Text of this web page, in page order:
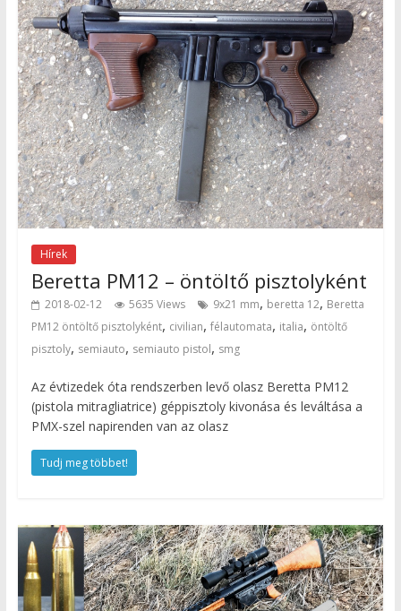
Hírek
Beretta PM12 – öntöltő pisztolyként
2018-02-12 5635 Views 9x21 mm, beretta 12, Beretta
PM12 öntöltő pisztolyként, civilian, félautomata, italia, öntöltő
pisztoly, semiauto, semiauto pistol, smg
Az évtizedek óta rendszerben levő olasz Beretta PM12
(pistola mitragliatrice) géppisztoly kivonása és leváltása a
PMX-szel napirenden van az olasz
Tudj meg többet!